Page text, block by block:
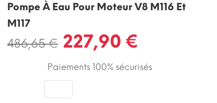
Pompe À Eau Pour Moteur V8 M116 Et
M117
486,65 € 227,90 €
Paiements 100% sécurisés